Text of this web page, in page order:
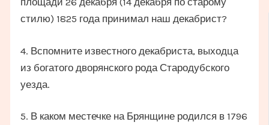
стилю) 1825 года принимал наш декабрист?
4. Вспомните известного декабриста, выходца
из богатого дворянского рода Стародубского
уезда.
5. В каком местечке на Брянщине родился в 1796